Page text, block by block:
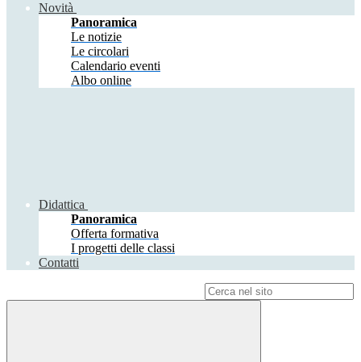
Novità
Panoramica
Le notizie
Le circolari
Calendario eventi
Albo online
Didattica
Panoramica
Offerta formativa
I progetti delle classi
Contatti